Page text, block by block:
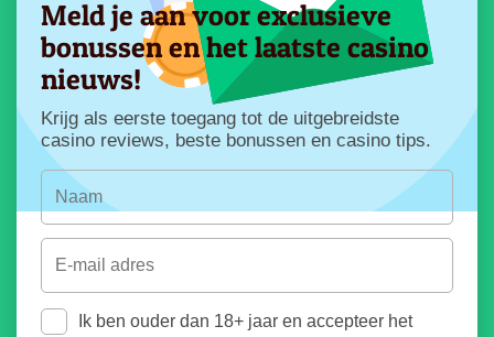
Meld je aan voor exclusieve
bonussen en het laatste casino
nieuws!
Krijg als eerste toegang tot de uitgebreidste
casino reviews, beste bonussen en casino tips.
Ik ben ouder dan 18+ jaar en accepteer het